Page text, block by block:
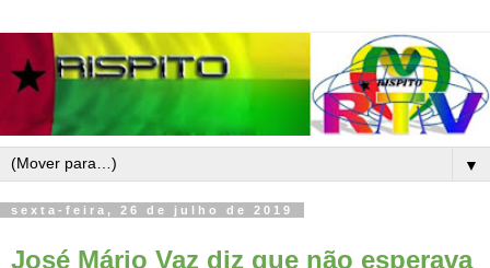
▼
sexta-feira, 26 de julho de 2019
José Mário Vaz diz que não esperava